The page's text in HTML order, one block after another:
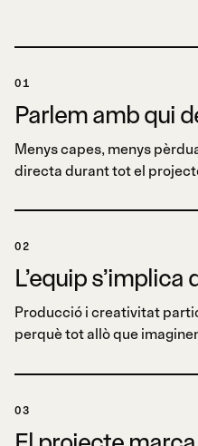
01
Parlem amb qui
Menys capes, menys
directa durant tot el
02
L’equip
Producció i creativitat
perquè tot allò que
03